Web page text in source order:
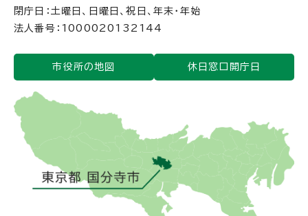
閉庁日：土曜日、日曜日、祝日、年末・年始
法人番号：1000020132144
市役所の地図 休日窓口開庁日